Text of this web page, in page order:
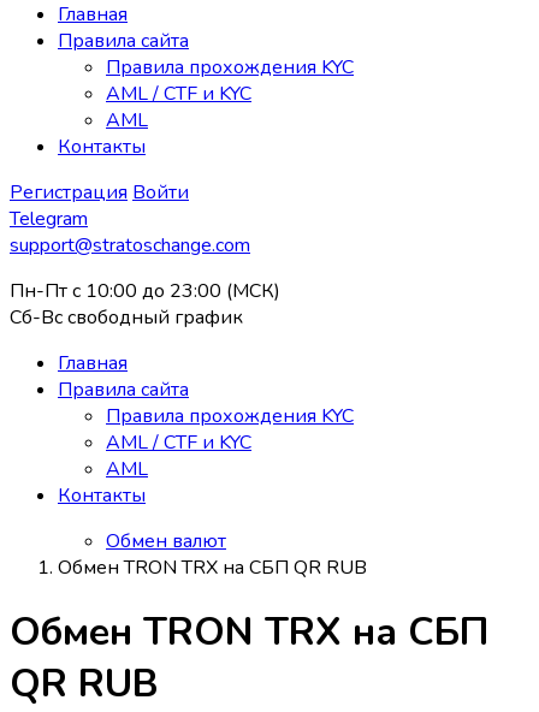
Главная
Правила сайта
Правила прохождения KYC
AML / CTF и KYC
AML
Контакты
Регистрация Войти
Telegram
support@stratoschange.com
Пн-Пт с 10:00 до 23:00 (МСК)
Сб-Вс свободный график
Главная
Правила сайта
Правила прохождения KYC
AML / CTF и KYC
AML
Контакты
Обмен валют
Обмен TRON TRX на СБП QR RUB
Обмен TRON TRX на СБП
QR RUB